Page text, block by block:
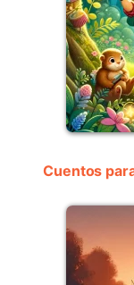
Cuentos